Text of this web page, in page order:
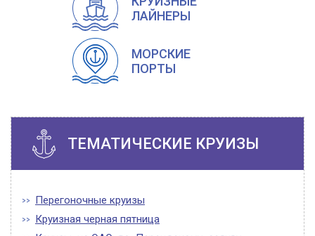
ЛАЙНЕРЫ
МОРСКИЕ
ПОРТЫ
ТЕМАТИЧЕСКИЕ КРУИЗЫ
Перегоночные круизы
Круизная черная пятница